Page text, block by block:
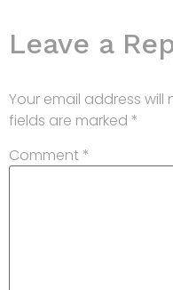
Leave a
Your email address will
fields are marked *
Comment *